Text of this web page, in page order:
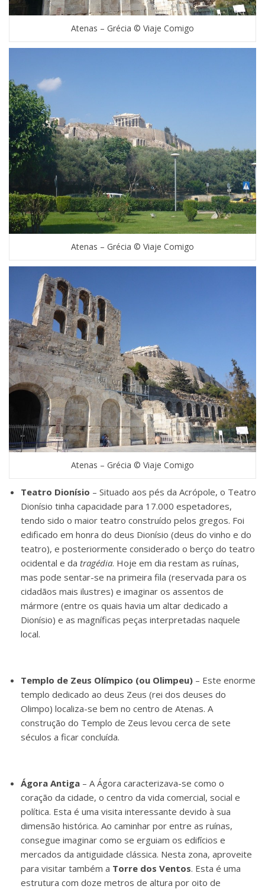
Atenas – Grécia © Viaje Comigo
Atenas – Grécia © Viaje Comigo
Atenas – Grécia © Viaje Comigo
Teatro Dionísio – Situado aos pés da Acrópole, o Teatro
Dionísio tinha capacidade para 17.000 espetadores,
tendo sido o maior teatro construído pelos gregos. Foi
edificado em honra do deus Dionísio (deus do vinho e do
teatro), e posteriormente considerado o berço do teatro
ocidental e da tragédia. Hoje em dia restam as ruínas,
mas pode sentar-se na primeira fila (reservada para os
cidadãos mais ilustres) e imaginar os assentos de
mármore (entre os quais havia um altar dedicado a
Dionísio) e as magníficas peças interpretadas naquele
local.
Templo de Zeus Olímpico (ou Olimpeu) – Este enorme
templo dedicado ao deus Zeus (rei dos deuses do
Olimpo) localiza-se bem no centro de Atenas. A
construção do Templo de Zeus levou cerca de sete
séculos a ficar concluída.
Ágora Antiga – A Ágora caracterizava-se como o
coração da cidade, o centro da vida comercial, social e
política. Esta é uma visita interessante devido à sua
dimensão histórica. Ao caminhar por entre as ruínas,
consegue imaginar como se erguiam os edifícios e
mercados da antiguidade clássica. Nesta zona, aproveite
para visitar também a Torre dos Ventos. Esta é uma
estrutura com doze metros de altura por oito de